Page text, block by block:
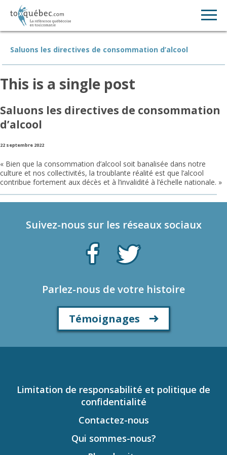
Saluons les directives de consommation d’alcool
This is a single post
Saluons les directives de consommation
d’alcool
22 septembre 2022
« Bien que la consommation d’alcool soit banalisée dans notre
culture et nos collectivités, la troublante réalité est que l’alcool
contribue fortement aux décès et à l’invalidité à l’échelle nationale. »
Suivez-nous sur les réseaux sociaux
Parlez-nous de votre histoire
Témoignages
Limitation de responsabilité et politique de
confidentialité
Contactez-nous
Qui sommes-nous?